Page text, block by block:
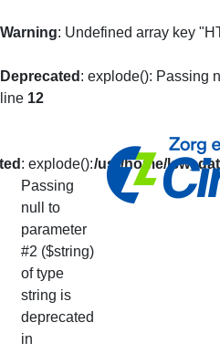
Warning: Undefined array key
Deprecated : explode(): Passing
line 12
: explode():
Passing
null to
parameter
#2 ($string)
of type
string is
deprecated
in
/usr/home/